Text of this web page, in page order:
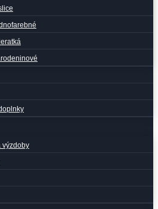
výzdoby